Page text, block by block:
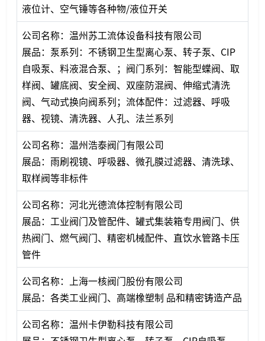
液位计、空气锤等各种物/液位开关
公司名称：温州苏工流体设备科技有限公司
展品：泵系列：不锈钢卫生型离心泵、转子泵、CIP
自吸泵、料液混合泵、；阀门系列：智能型蝶阀、取
样阀、罐底阀、安全阀、双座防混阀、伸缩式清洗
阀、气动式换向阀系列；流体配件：过滤器、呼吸
器、视镜、清洗器、人孔、法兰系列
公司名称：温州浩泰阀门有限公司
展品：雨刷视镜、呼吸器、微孔膜过滤器、清洗球、
取样阀等非标件
公司名称：河北光德流体控制有限公司
展品：工业阀门及管配件、罐式集装箱专用阀门、供
热阀门、燃气阀门、精密机械配件、直饮水管路卡压
管件
公司名称：上海一核阀门股份有限公司
展品：各类工业阀门、高端橡塑制 品和精密铸造产品
公司名称：温州卡伊勒科技有限公司